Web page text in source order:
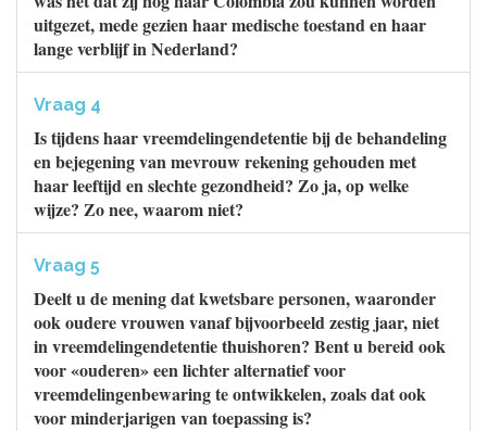
uitgezet, mede gezien haar medische toestand en haar
lange verblijf in Nederland?
Vraag 4
Is tijdens haar vreemdelingendetentie bij de behandeling
en bejegening van mevrouw rekening gehouden met
haar leeftijd en slechte gezondheid? Zo ja, op welke
wijze? Zo nee, waarom niet?
Vraag 5
Deelt u de mening dat kwetsbare personen, waaronder
ook oudere vrouwen vanaf bijvoorbeeld zestig jaar, niet
in vreemdelingendetentie thuishoren? Bent u bereid ook
voor «ouderen» een lichter alternatief voor
vreemdelingenbewaring te ontwikkelen, zoals dat ook
voor minderjarigen van toepassing is?